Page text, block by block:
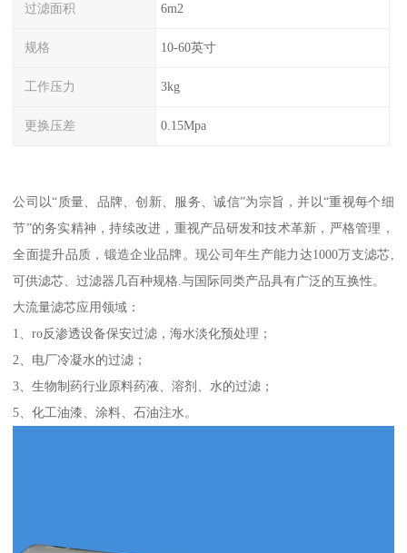
过滤面积 6m2
规格 10-60英寸
工作压力 3kg
更换压差 0.15Mpa
公司以“质量、品牌、创新、服务、诚信”为宗旨，并以“重视每个细
节”的务实精神，持续改进，重视产品研发和技术革新，严格管理，
全面提升品质，锻造企业品牌。现公司年生产能力达1000万支滤芯,
可供滤芯、过滤器几百种规格.与国际同类产品具有广泛的互换性。
大流量滤芯应用领域：
1、ro反渗透设备保安过滤，海水淡化预处理；
2、电厂冷凝水的过滤；
3、生物制药行业原料药液、溶剂、水的过滤；
5、化工油漆、涂料、石油注水。